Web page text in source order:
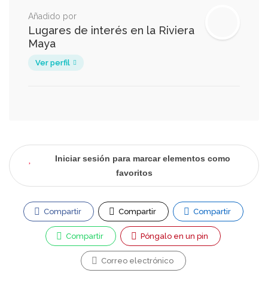
Añadido por
Lugares de interés en la Riviera
Maya
Ver perfil
Iniciar sesión para marcar elementos como
favoritos
Compartir Compartir Compartir
Compartir Póngalo en un pin
Correo electrónico